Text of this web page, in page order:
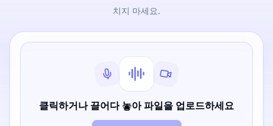
치지 마세요.
클릭하거나 끌어다 놓아 파일을 업로드하세요